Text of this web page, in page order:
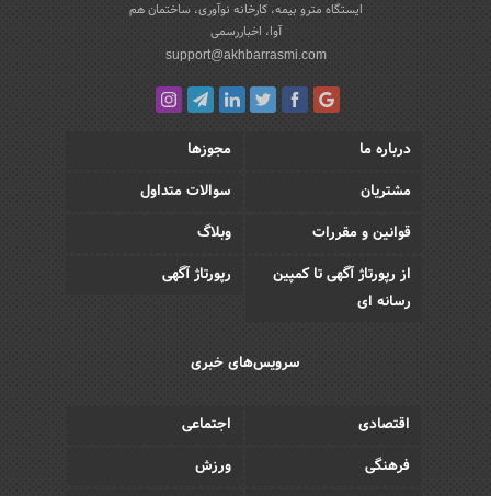
ایستگاه مترو بیمه، کارخانه نوآوری، ساختمان هم
آوا، اخباررسمی
support@akhbarrasmi.com
درباره ما
مجوزها
مشتریان
سوالات متداول
قوانین و مقررات
وبلاگ
از رپورتاژ آگهی تا کمپین
رسانه ای
رپورتاژ آگهی
سرویس‌های خبری
اقتصادی
اجتماعی
فرهنگی
ورزش